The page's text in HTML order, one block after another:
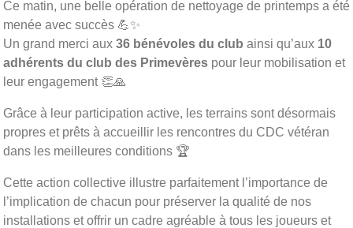
Ce matin, une belle opération de nettoyage de printemps a été
menée avec succès 💪✨
Un grand merci aux 36 bénévoles du club ainsi qu’aux 10
adhérents du club des Primevères pour leur mobilisation et
leur engagement 👏🙏
Grâce à leur participation active, les terrains sont désormais
propres et prêts à accueillir les rencontres du CDC vétéran
dans les meilleures conditions 🏆
Cette action collective illustre parfaitement l’importance de
l’implication de chacun pour préserver la qualité de nos
installations et offrir un cadre agréable à tous les joueurs et